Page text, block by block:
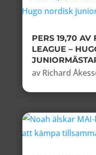
PERS 19,70
LEAGUE –
av Richard